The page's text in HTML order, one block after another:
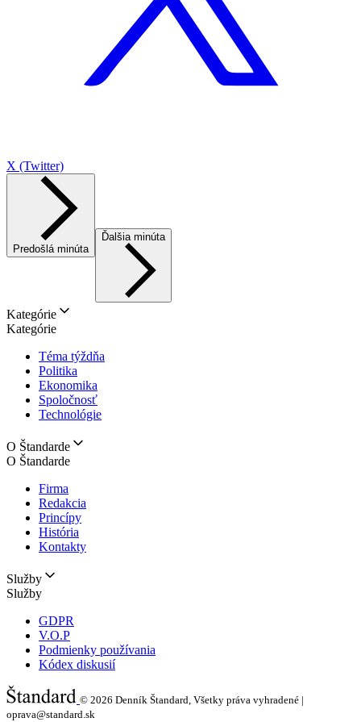
X (Twitter)
Predošlá minúta
Ďalšia minúta
Kategórie
Kategórie
Téma týždňa
Politika
Ekonomika
Spoločnosť
Technológie
O Štandarde
O Štandarde
Firma
Redakcia
Princípy
História
Kontakty
Služby
Služby
GDPR
V.O.P
Podmienky používania
Kódex diskusií
© 2026 Denník Štandard, Všetky práva vyhradené |
oprava@standard.sk